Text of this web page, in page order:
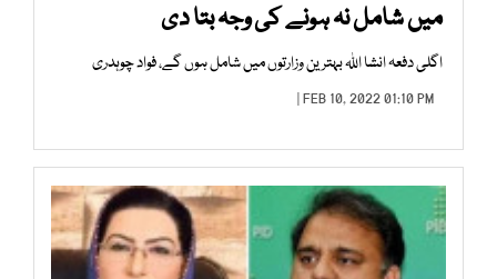
میں شامل نہ ہونے کی وجہ بتا دی
اگلی دفعہ انشا اللہ بہترین وزارتوں میں شامل ہوں گے، فواد چوہدری
FEB 10, 2022 01:10 PM |